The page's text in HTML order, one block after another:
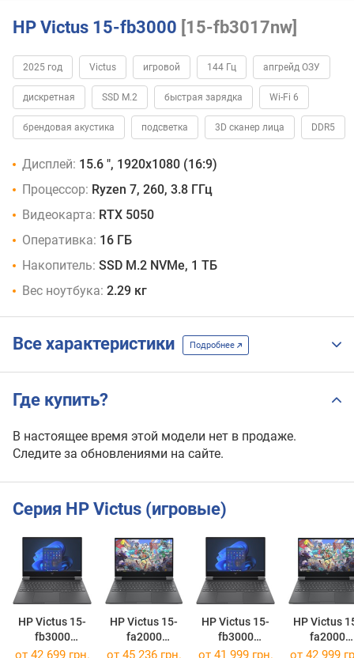
HP Victus 15-fb3000 [15-fb3017nw]
2025 год Victus игровой 144 Гц апгрейд ОЗУ
дискретная SSD M.2 быстрая зарядка Wi-Fi 6
брендовая акустика подсветка 3D сканер лица DDR5
Дисплей: 15.6 ", 1920x1080 (16:9)
Процессор: Ryzen 7, 260, 3.8 ГГц
Видеокарта: RTX 5050
Оперативка: 16 ГБ
Накопитель: SSD M.2 NVMe, 1 ТБ
Вес ноутбука: 2.29 кг
Все характеристики Подробнее
Где купить?
В настоящее время этой модели нет в продаже.
Следите за обновлениями на сайте.
Серия HP Victus (игровые)
HP Victus 15-
fb3000
[15-fb3040nw]
HP Victus 15-
fa2000
[15-fa2102nw]
HP Victus 15-
fb3000
[15-fb3235nw]
HP Victus
fa2000
[15-
от 42 699 грн. от 45 236 грн. от 41 999 грн. от 42 999